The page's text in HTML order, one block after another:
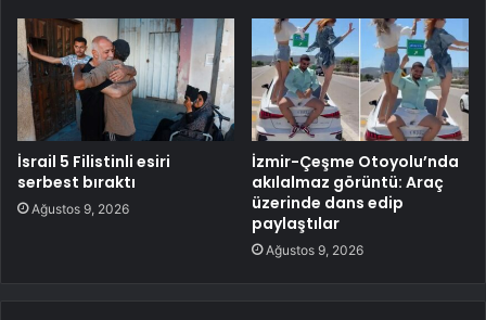
İsrail 5 Filistinli esiri
serbest bıraktı
Ağustos 9, 2026
İzmir-Çeşme Otoyolu’nda
akılalmaz görüntü: Araç
üzerinde dans edip
paylaştılar
Ağustos 9, 2026